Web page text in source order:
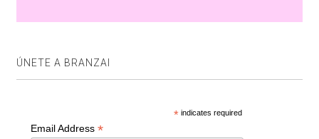
ÚNETE A BRANZAI
* indicates required
Email Address *